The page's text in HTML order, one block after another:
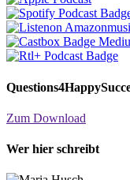
Zum Download
Wer hier schreibt